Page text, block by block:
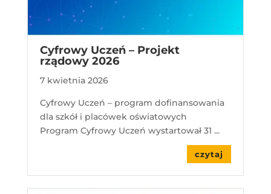
Cyfrowy Uczeń – Projekt
rządowy 2026
7 kwietnia 2026
Cyfrowy Uczeń – program dofinansowania
dla szkół i placówek oświatowych
Program Cyfrowy Uczeń wystartował 31 ...
czytaj